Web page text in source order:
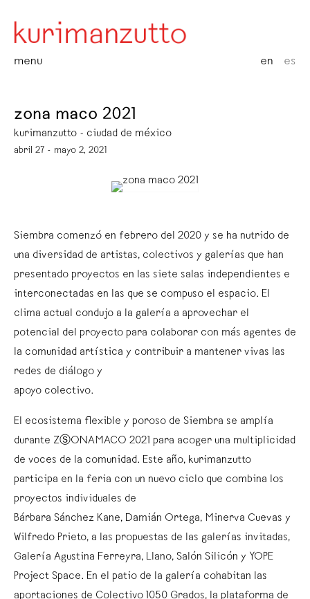
menu en es
zona maco 2021
kurimanzutto - ciudad de méxico
abril 27 - mayo 2, 2021
Siembra comenzó en febrero del 2020 y se ha nutrido de
una diversidad de artistas, colectivos y galerías que han
presentado proyectos en las siete salas independientes e
interconectadas en las que se compuso el espacio. El
clima actual condujo a la galería a aprovechar el
potencial del proyecto para colaborar con más agentes de
la comunidad artística y contribuir a mantener vivas las
redes de diálogo y
apoyo colectivo.
El ecosistema flexible y poroso de Siembra se amplía
durante ZⓈONAMACO 2021 para acoger una multiplicidad
de voces de la comunidad. Este año, kurimanzutto
participa en la feria con un nuevo ciclo que combina los
proyectos individuales de
Bárbara Sánchez Kane, Damián Ortega, Minerva Cuevas y
Wilfredo Prieto, a las propuestas de las galerías invitadas,
Galería Agustina Ferreyra, Llano, Salón Silicón y YOPE
Project Space. En el patio de la galería cohabitan las
aportaciones de Colectivo 1050 Grados, la plataforma de